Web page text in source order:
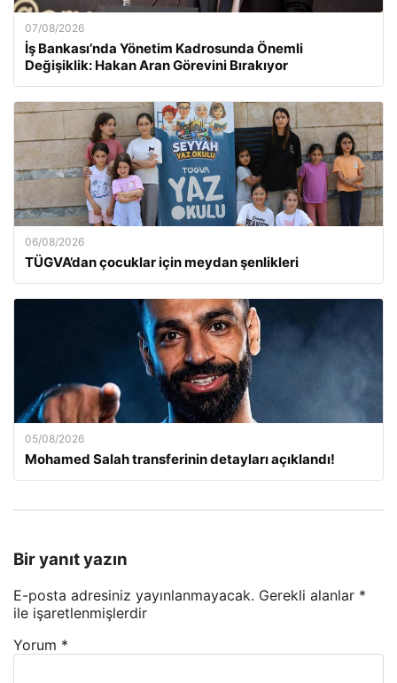
07/08/2026
İş Bankası’nda Yönetim Kadrosunda Önemli
Değişiklik: Hakan Aran Görevini Bırakıyor
06/08/2026
TÜGVA’dan çocuklar için meydan şenlikleri
05/08/2026
Mohamed Salah transferinin detayları açıklandı!
Bir yanıt yazın
E-posta adresiniz yayınlanmayacak. Gerekli alanlar *
ile işaretlenmişlerdir
Yorum *